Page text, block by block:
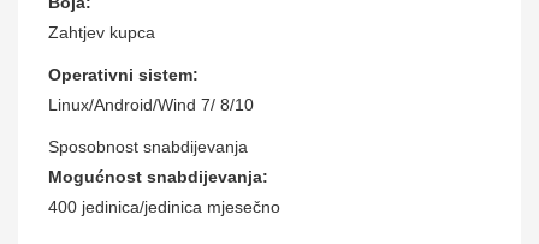
Zahtjev kupca
Operativni sistem:
Linux/Android/Wind 7/ 8/10
Sposobnost snabdijevanja
Mogućnost snabdijevanja:
400 jedinica/jedinica mjesečno